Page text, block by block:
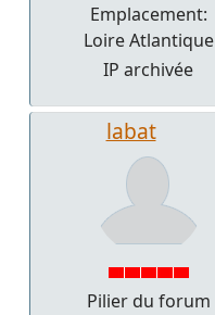
Emplacement:
Loire Atlantique
IP archivée
labat
Pilier du forum